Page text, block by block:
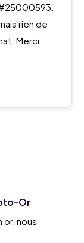
rien de
Merci
Or
or, nous